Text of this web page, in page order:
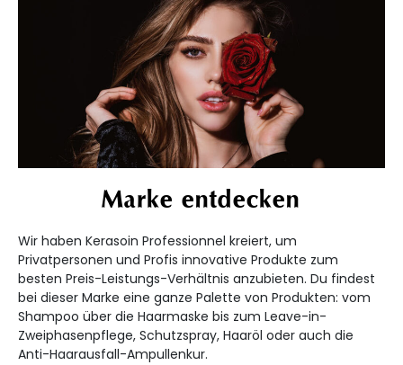
Marke entdecken
Wir haben Kerasoin Professionnel kreiert, um
Privatpersonen und Profis innovative Produkte zum
besten Preis-Leistungs-Verhältnis anzubieten. Du findest
bei dieser Marke eine ganze Palette von Produkten: vom
Shampoo über die Haarmaske bis zum Leave-in-
Zweiphasenpflege, Schutzspray, Haaröl oder auch die
Anti-Haarausfall-Ampullenkur.